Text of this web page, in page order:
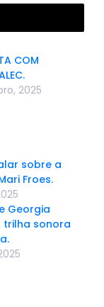
COM
2025
sobre a
Froes.
Georgia
trilha sonora